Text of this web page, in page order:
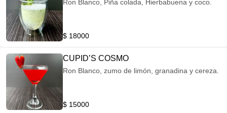
Ron Blanco, Piña colada, Hierbabuena y coco.
$ 18000
CUPID’S COSMO
Ron Blanco, zumo de limón, granadina y cereza.
$ 15000